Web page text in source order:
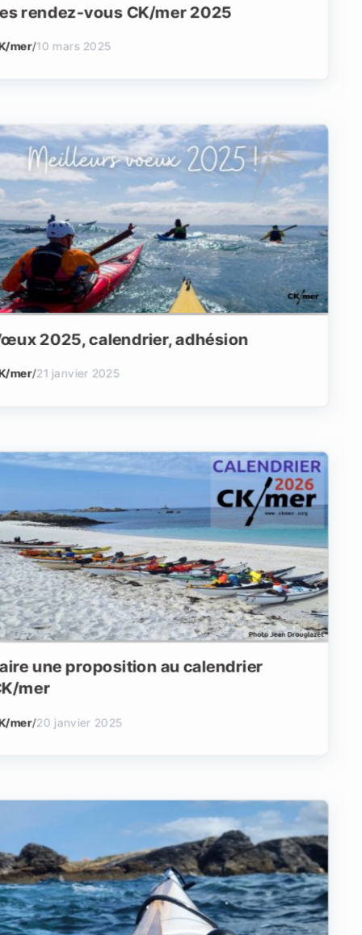
rendez-vous CK/mer 2025
mer/10 mars 2025
2025, calendrier, adhésion
mer/21 janvier 2025
une proposition au calendrier
mer
mer/20 janvier 2025